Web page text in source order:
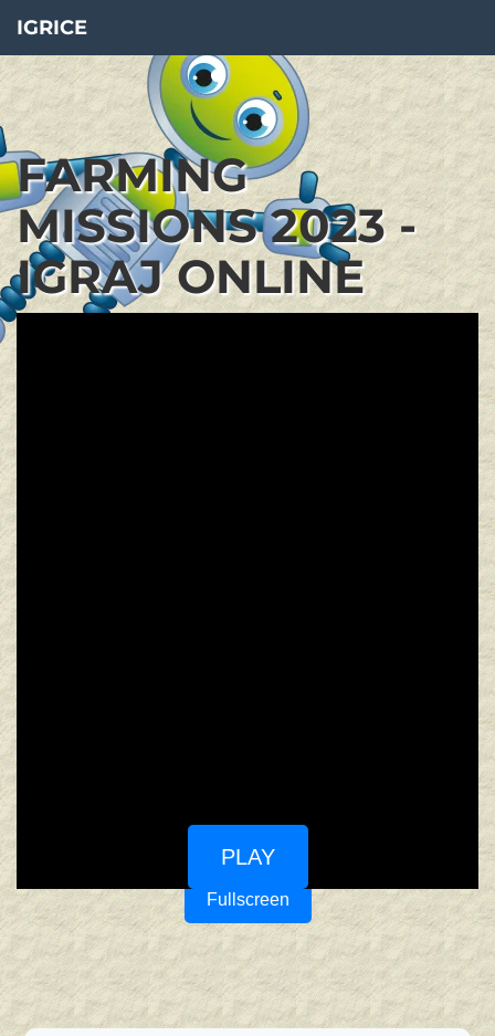
IGRICE
FARMING
MISSIONS 2023 -
IGRAJ ONLINE
PLAY
Fullscreen